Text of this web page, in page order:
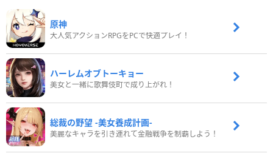
原神
大人気アクションRPGをPCで快適プレイ！
ハーレムオブトーキョー
美女と一緒に歌舞伎町で成り上がれ！
総裁の野望 -美女養成計画-
美麗なキャラを引き連れて金融戦争を制覇しよう！